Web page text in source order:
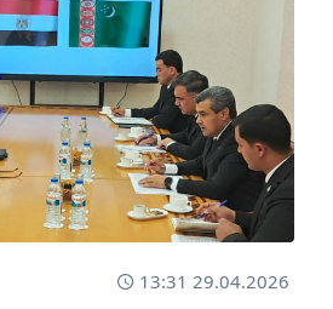
13:31 29.04.2026